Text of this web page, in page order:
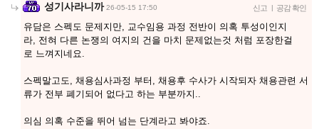
성기사라니까 26-05-15 17:50 신고 | 공감 확인
유담은 스펙도 문제지만, 교수임용 과정 전반이 의혹 투성이인지
라, 전혀 다른 논쟁의 여지의 건을 마치 문제없는것 처럼 포장한걸
로 느껴지네요.
스펙말고도, 채용심사과정 부터, 채용후 수사가 시작되자 채용관련 서
류가 전부 폐기되어 없다고 하는 부분까지..
의심 의혹 수준을 뛰어 넘는 단계라고 봐야죠.